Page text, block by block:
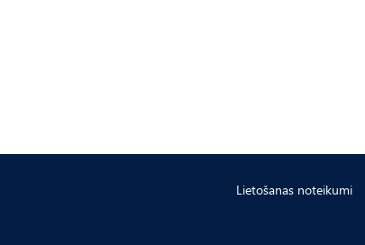
Lietošanas noteikumi